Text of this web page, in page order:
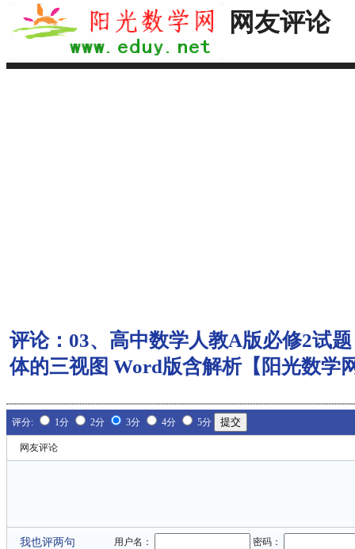
网友评论
评论： 03、高中数学人教A版必修2试
体的三视图 Word版含解析【阳光数学
评分: 1分 2分 3分 4分 5分
网友评论
我也评两句 用户名： 密码：